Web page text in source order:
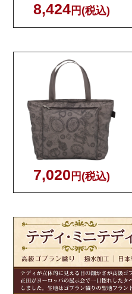
8,424円(税込)
7,020 円(税込)